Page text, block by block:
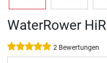
WaterRower
2 Bewertungen